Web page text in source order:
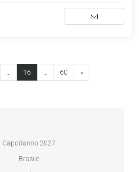
16 60 »
Capodanno 2027
Brasile